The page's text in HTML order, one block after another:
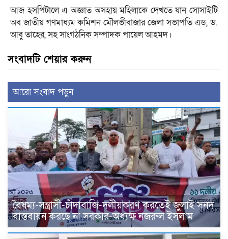
আজ হসপিটালে এ অজ্ঞাত অসহায় মহিলাকে দেখতে যান সোসাইটি
অব জাতীয় গণমাধ্যম কমিশন মৌলভীবাজার জেলা সভাপতি এড, ড.
আবু তাহের, সহ সাংগঠনিক সম্পাদক পায়েল আহমদ।
সংবাদটি শেয়ার করুন
আরো সংবাদ পড়ুন
বৈষম্য-সন্ত্রাসী-চাঁদাবাজি-দলীয়করণ করতেই জুলাই সনদ
বাস্তবায়ন করছে না সরকার-অধ্যক্ষ নজরুল ইসলাম